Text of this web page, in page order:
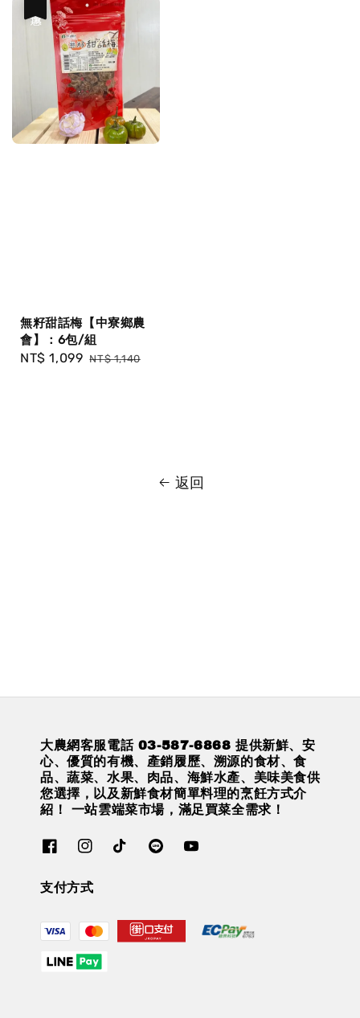
無籽甜話梅【中寮鄉農
會】：6包/組
Sale
NT$ 1,099 Regular
NT$ 1,140
返回
大農網客服電話 03-587-6868 提供新鮮、安
心、優質的有機、產銷履歷、溯源的食材、食
品、蔬菜、水果、肉品、海鮮水產、美味美食供
您選擇，以及新鮮食材簡單料理的烹飪方式介
紹！ 一站雲端菜市場，滿足買菜全需求！
支付方式